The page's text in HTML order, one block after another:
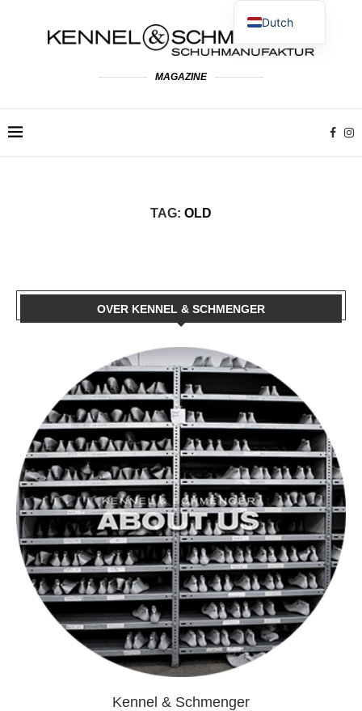
MAGAZINE
TAG: OLD
OVER KENNEL & SCHMENGER
Kennel & Schmenger
Dutch
German
English